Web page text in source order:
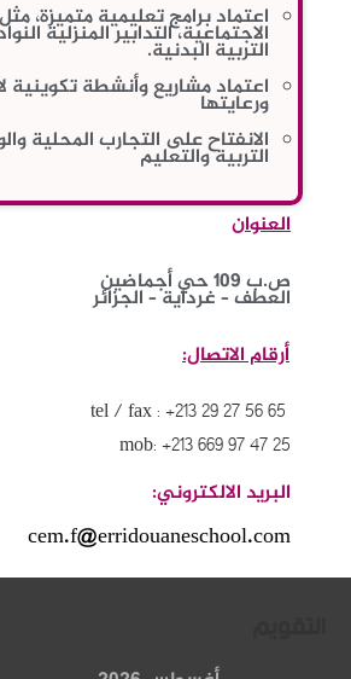
اعتماد برامج تعليمية متميزة،
الاجتماعية، التدابير المنزلية
التربية البدنية.
اعتماد مشاريع وأنشطة تكوينية
ورعايتها
الانفتاح على التجارب المحلية
التربية والتعليم
العنوان
ص.ب 109 حي أجماضين
العطف – غرداية – الجزائر
أرقام الاتصال:
mob: +213 669 97 47 25
البريد الالكتروني:
cem.f@erridouaneschool.com